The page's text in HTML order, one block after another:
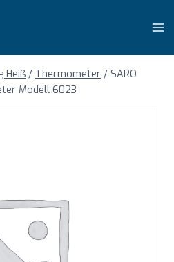
Heiß / Thermometer / SARO
Modell 6023